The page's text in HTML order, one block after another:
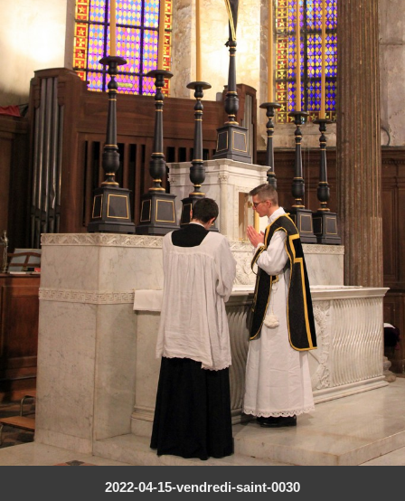
2022-04-15-vendredi-saint-0030